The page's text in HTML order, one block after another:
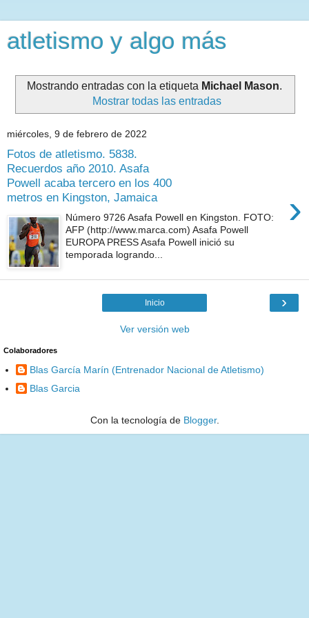
atletismo y algo más
Mostrando entradas con la etiqueta Michael Mason.
Mostrar todas las entradas
miércoles, 9 de febrero de 2022
Fotos de atletismo. 5838.
Recuerdos año 2010. Asafa
Powell acaba tercero en los 400
metros en Kingston, Jamaica
›
Número 9726 Asafa Powell en Kingston. FOTO:
AFP (http://www.marca.com) Asafa Powell
EUROPA PRESS Asafa Powell inició su
temporada logrando...
›
Inicio
Ver versión web
Colaboradores
Blas García Marín (Entrenador Nacional de Atletismo)
Blas Garcia
Con la tecnología de Blogger.